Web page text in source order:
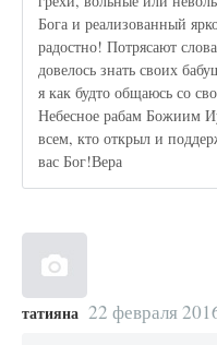
Бога и реализованный
радостно! Потрясают
довелось знать своих
я как будто общаюсь со
Небесное рабам Божиим
всем, кто открыл и
вас Бог!Вера
татияна 22 февраля